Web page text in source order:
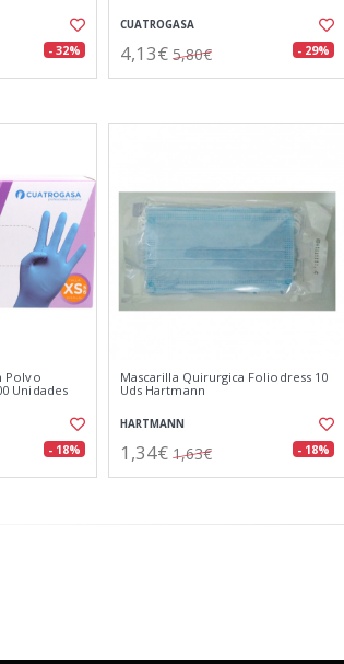
- 32%
CUATROGASA
4,13€ 5,80€ - 29%
Polvo
Unidades
- 18%
Mascarilla Quirurgica Foliodress 10
Uds Hartmann
HARTMANN
1,34€ 1,63€ - 18%